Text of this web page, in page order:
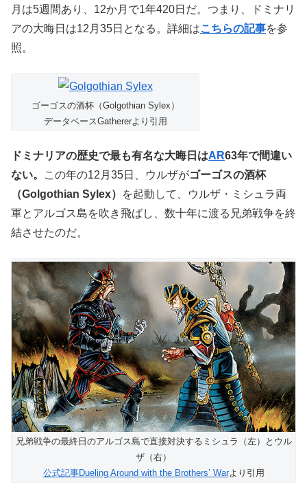
月は5週間あり、12か月で1年420日だ。つまり、ドミナリ
アの大晦日は12月35日となる。詳細はこちらの記事を参
照。
ゴーゴスの酒杯（Golgothian Sylex）
データベースGathererより引用
ドミナリアの歴史で最も有名な大晦日はAR63年で間違い
ない。
この年の12月35日、ウルザがゴーゴスの酒杯
（Golgothian Sylex）
を起動して、ウルザ・ミシュラ両
軍とアルゴス島を吹き飛ばし、数十年に渡る兄弟戦争を終
結させたのだ。
兄弟戦争の最終日のアルゴス島で直接対決するミシュラ（左）とウル
ザ（右）
公式記事Dueling Around with the Brothers’ Warより引用